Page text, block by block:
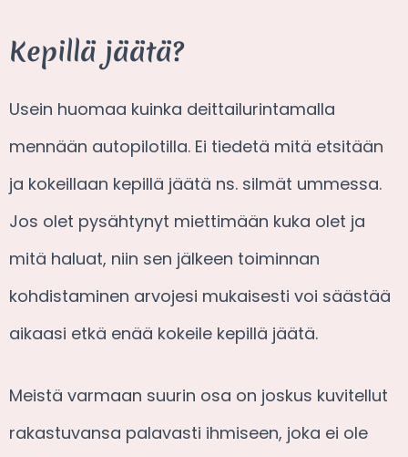
Kepillä jäätä?
Usein huomaa kuinka deittailurintamalla
mennään autopilotilla. Ei tiedetä mitä etsitään
ja kokeillaan kepillä jäätä ns. silmät ummessa.
Jos olet pysähtynyt miettimään kuka olet ja
mitä haluat, niin sen jälkeen toiminnan
kohdistaminen arvojesi mukaisesti voi säästää
aikaasi etkä enää kokeile kepillä jäätä.
Meistä varmaan suurin osa on joskus kuvitellut
rakastuvansa palavasti ihmiseen, joka ei ole